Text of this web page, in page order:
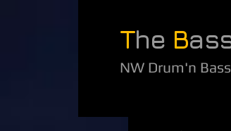
The B
NW Drum'n